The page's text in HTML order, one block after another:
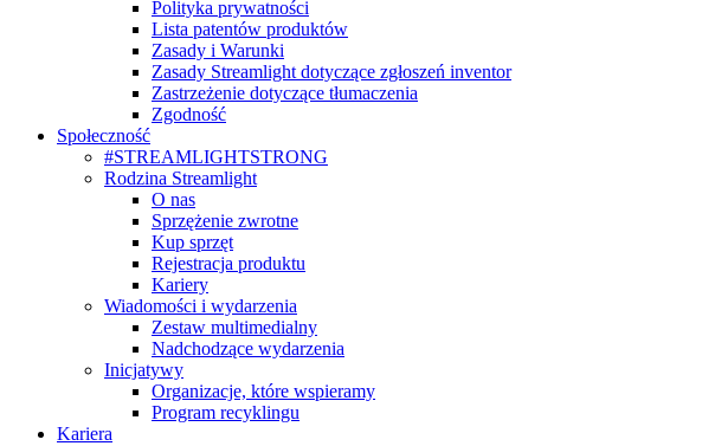
Polityka prywatności
Lista patentów produktów
Zasady i Warunki
Zasady Streamlight dotyczące zgłoszeń inventor
Zastrzeżenie dotyczące tłumaczenia
Zgodność
Społeczność
#STREAMLIGHTSTRONG
Rodzina Streamlight
O nas
Sprzężenie zwrotne
Kup sprzęt
Rejestracja produktu
Kariery
Wiadomości i wydarzenia
Zestaw multimedialny
Nadchodzące wydarzenia
Inicjatywy
Organizacje, które wspieramy
Program recyklingu
Kariera